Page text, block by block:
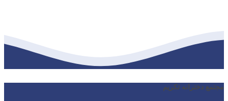
مجتمع دخترانه تکریم